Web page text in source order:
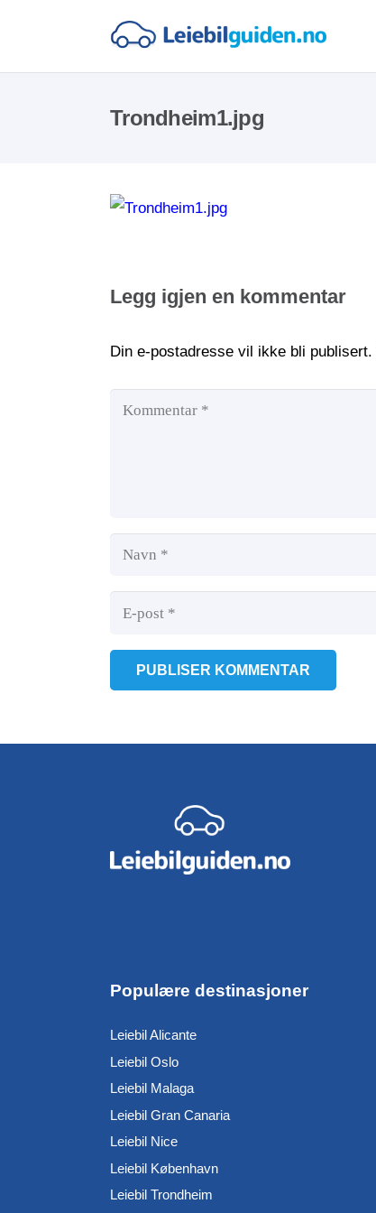
Trondheim1.jpg
Legg igjen en kommentar
Din e-postadresse vil ikke bli publisert.
PUBLISER KOMMENTAR
Populære destinasjoner
Leiebil Alicante
Leiebil Oslo
Leiebil Malaga
Leiebil Gran Canaria
Leiebil Nice
Leiebil København
Leiebil Trondheim